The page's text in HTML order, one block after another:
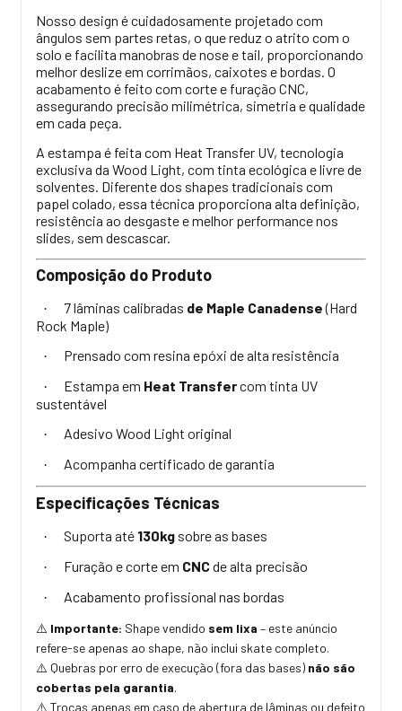
Nosso design é cuidadosamente projetado com
ângulos sem partes retas, o que reduz o atrito com o
solo e facilita manobras de nose e tail, proporcionando
melhor deslize em corrimãos, caixotes e bordas. O
acabamento é feito com corte e furação CNC,
assegurando precisão milimétrica, simetria e qualidade
em cada peça.
A estampa é feita com Heat Transfer UV, tecnologia
exclusiva da Wood Light, com tinta ecológica e livre de
solventes. Diferente dos shapes tradicionais com
papel colado, essa técnica proporciona alta definição,
resistência ao desgaste e melhor performance nos
slides, sem descascar.
Composição do Produto
· 7 lâminas calibradas de Maple Canadense(Hard
Rock Maple)
· Prensado com resina epóxi de alta resistência
· Estampa em Heat Transfercom tinta UV
sustentável
· Adesivo Wood Light original
· Acompanha certificado de garantia
Especificações Técnicas
· Suporta até 130kg sobre as bases
· Furação e corte em CNCde alta precisão
· Acabamento profissional nas bordas
⚠️ Importante: Shape vendido sem lixa – este anúncio
refere-se apenas ao shape, não inclui skate completo.
⚠️ Quebras por erro de execução (fora das bases) não são
cobertas pela garantia.
⚠️ Trocas apenas em caso de abertura de lâminas ou defeito